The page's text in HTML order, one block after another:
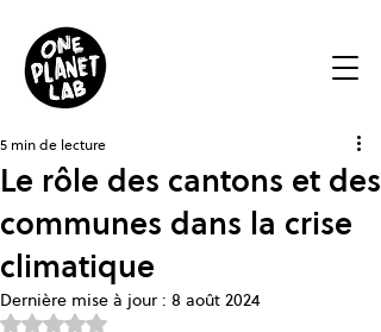
Le rôle des cantons et des
communes dans la crise
climatique
5 min de lecture
Dernière mise à jour : 8 août 2024
Noté NaN étoiles sur 5.